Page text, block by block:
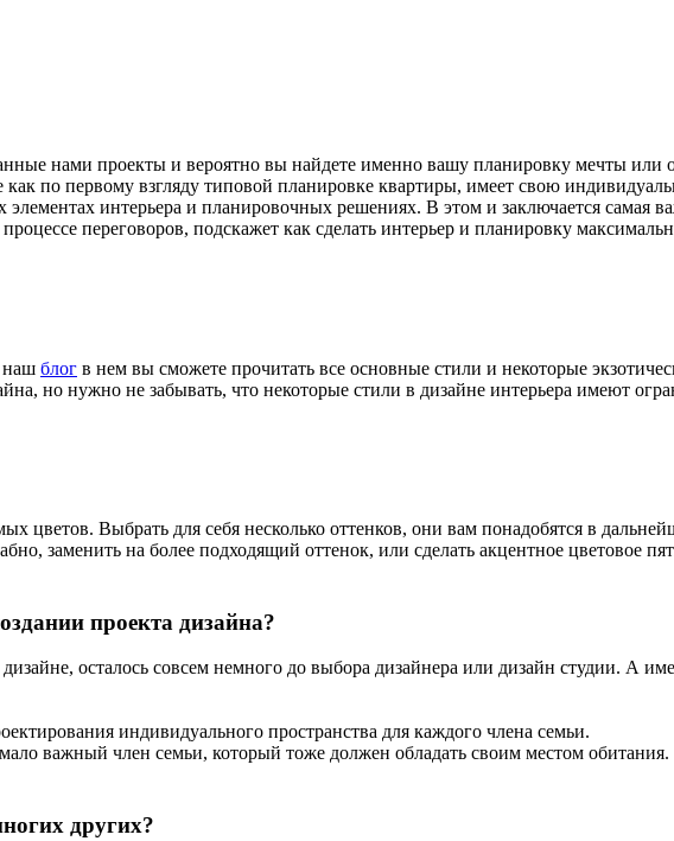
нами проекты и вероятно вы найдете именно вашу планировку мечты или
по первому взгляду типовой планировке квартиры, имеет свою
интерьера и планировочных решениях. В этом и заключается самая
переговоров, подскажет как сделать интерьер и планировку
наш блог в нем вы сможете прочитать все основные стили и некоторые
но нужно не забывать, что некоторые стили в дизайне интерьера имеют
Выбрать для себя несколько оттенков, они вам понадобятся в
заменить на более подходящий оттенок, или сделать акцентное цветовое
проекта дизайна?
осталось совсем немного до выбора дизайнера или дизайн студии. А
индивидуального пространства для каждого члена семьи.
важный член семьи, который тоже должен обладать своим местом обитания.
других?